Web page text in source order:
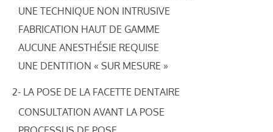
UNE TECHNIQUE NON INTRUSIVE
FABRICATION HAUT DE GAMME
AUCUNE ANESTHÉSIE REQUISE
UNE DENTITION « SUR MESURE »
2- LA POSE DE LA FACETTE DENTAIRE
CONSULTATION AVANT LA POSE